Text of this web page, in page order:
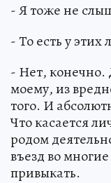
- Я тоже не
- То есть у
- Нет, конечно.
моему, из
того. И
Что касается
родом
въезд во
привыкать.